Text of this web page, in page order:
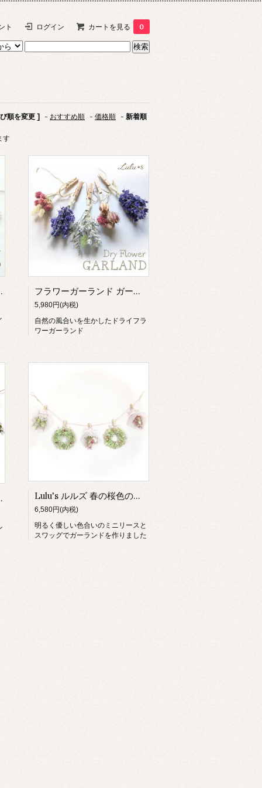
ト ログイン カートを見る 0
順を変更 ] - おすすめ順 - 価格順 - 新着順
す
貨 ナチュラルリース フラワーガーランド ガーランド ドライフラワー インテリア 雑貨 ナチュラルリース
5,980円(内税)
自然の風合いを生かしたドライフラ
ワーガーランド
ルカムスペース プレゼント ギフト ルルズ Lulu's ルルズ 春の桜色のフラワーリースガーランド ガーランド プリザーブドフラワー ドライフラワー インテリア 雑貨 春の桜色のフラワーリースガーランド Lulu's-1641
6,580円(内税)
明るく優しい色合いのミニリースと
スワッグでガーランドを作りました